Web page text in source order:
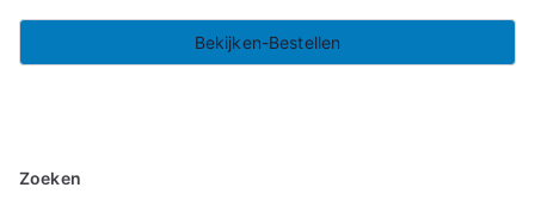
Bekijken-Bestellen
Zoeken